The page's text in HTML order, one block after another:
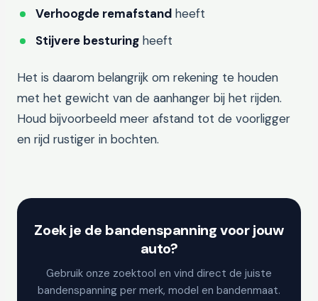
Verhoogde remafstand heeft
Stijvere besturing heeft
Het is daarom belangrijk om rekening te houden
met het gewicht van de aanhanger bij het rijden.
Houd bijvoorbeeld meer afstand tot de voorligger
en rijd rustiger in bochten.
Zoek je de bandenspanning voor jouw
auto?
Gebruik onze zoektool en vind direct de juiste
bandenspanning per merk, model en bandenmaat.